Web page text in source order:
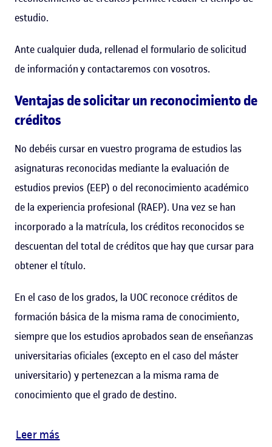
estudio.
Ante cualquier duda, rellenad el formulario de solicitud
de información y contactaremos con vosotros.
Ventajas de solicitar un reconocimiento de
créditos
No debéis cursar en vuestro programa de estudios las
asignaturas reconocidas mediante la evaluación de
estudios previos (EEP) o del reconocimiento académico
de la experiencia profesional (RAEP). Una vez se han
incorporado a la matrícula, los créditos reconocidos se
descuentan del total de créditos que hay que cursar para
obtener el título.
En el caso de los grados, la UOC reconoce créditos de
formación básica de la misma rama de conocimiento,
siempre que los estudios aprobados sean de enseñanzas
universitarias oficiales (excepto en el caso del máster
universitario) y pertenezcan a la misma rama de
conocimiento que el grado de destino.
Leer más